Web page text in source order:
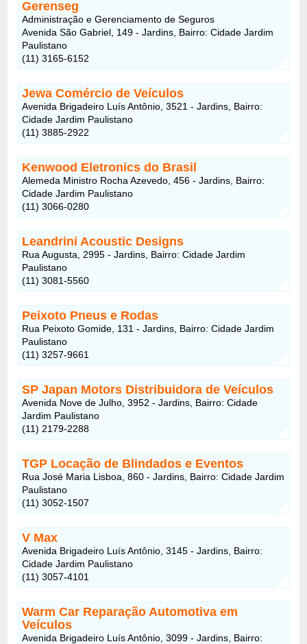
Gerenseg
Administração e Gerenciamento de Seguros
Avenida São Gabriel, 149 - Jardins, Bairro: Cidade Jardim
Paulistano
(11) 3165-6152
Jewa Comércio de Veículos
Avenida Brigadeiro Luís Antônio, 3521 - Jardins, Bairro:
Cidade Jardim Paulistano
(11) 3885-2922
Kenwood Eletronics do Brasil
Alemeda Ministro Rocha Azevedo, 456 - Jardins, Bairro:
Cidade Jardim Paulistano
(11) 3066-0280
Leandrini Acoustic Designs
Rua Augusta, 2995 - Jardins, Bairro: Cidade Jardim
Paulistano
(11) 3081-5560
Peixoto Pneus e Rodas
Rua Peixoto Gomide, 131 - Jardins, Bairro: Cidade Jardim
Paulistano
(11) 3257-9661
SP Japan Motors Distribuidora de Veículos
Avenida Nove de Julho, 3952 - Jardins, Bairro: Cidade
Jardim Paulistano
(11) 2179-2288
TGP Locação de Blindados e Eventos
Rua José Maria Lisboa, 860 - Jardins, Bairro: Cidade Jardim
Paulistano
(11) 3052-1507
V Max
Avenida Brigadeiro Luís Antônio, 3145 - Jardins, Bairro:
Cidade Jardim Paulistano
(11) 3057-4101
Warm Car Reparação Automotiva em
Veículos
Avenida Brigadeiro Luís Antônio, 3099 - Jardins, Bairro: